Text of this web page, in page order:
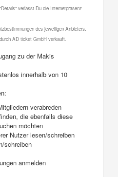
verlässt Du die Internetpräsenz
des jeweiligen Anbieters.
AD ticket GmbH verkauft.
zu der Makis
innerhalb von 10
verabreden
die ebenfalls diese
möchten
Nutzer lesen/schreiben
schreiben
anmelden